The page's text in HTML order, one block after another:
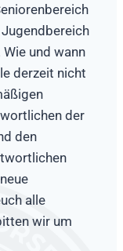
und wann
derzeit nicht
der
den
alle
wir um